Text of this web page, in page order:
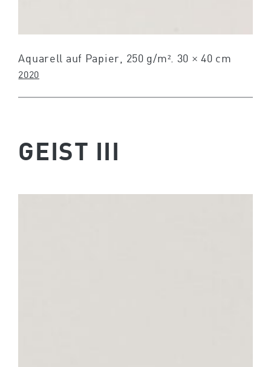
Aquarell auf Papier, 250 g/m². 30 × 40 cm
2020
GEIST III